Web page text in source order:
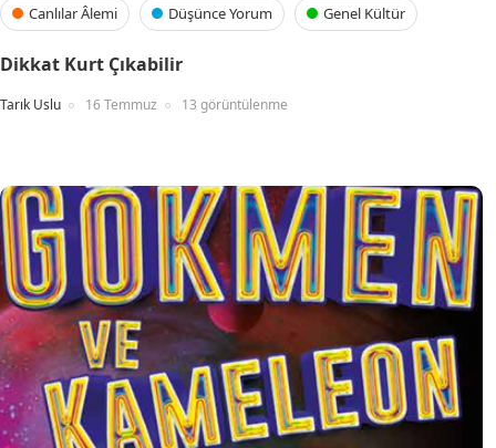
Canlılar Âlemi Düşünce Yorum Genel Kültür
Dikkat Kurt Çıkabilir
Tarık Uslu 16 Temmuz 13 görüntülenme